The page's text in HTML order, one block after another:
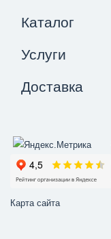
Каталог
Услуги
Доставка
Карта сайта